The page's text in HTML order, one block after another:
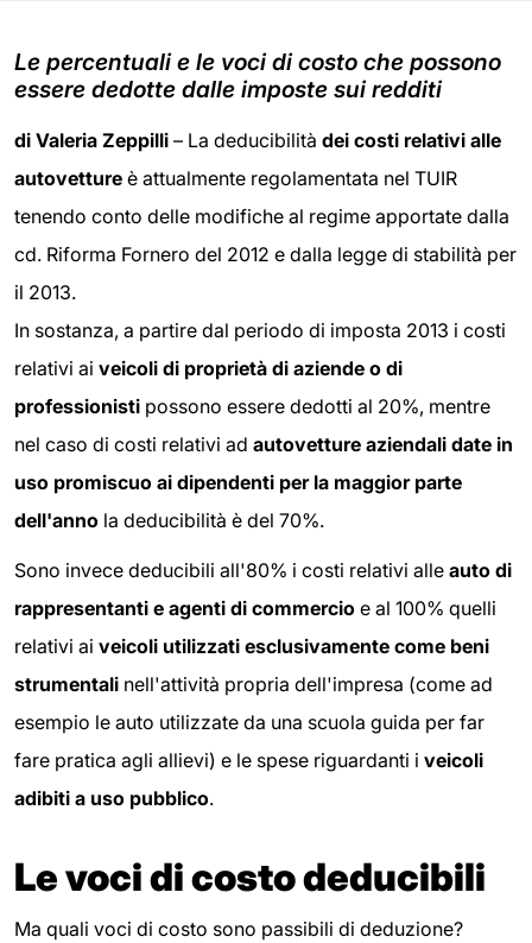
Le percentuali e le voci di costo che possono
essere dedotte dalle imposte sui redditi
di Valeria Zeppilli – La deducibilità dei costi relativi alle
autovetture è attualmente regolamentata nel TUIR
tenendo conto delle modifiche al regime apportate dalla
cd. Riforma Fornero del 2012 e dalla legge di stabilità per
il 2013.
In sostanza, a partire dal periodo di imposta 2013 i costi
relativi ai veicoli di proprietà di aziende o di
professionisti possono essere dedotti al 20%, mentre
nel caso di costi relativi ad autovetture aziendali date in
uso promiscuo ai dipendenti per la maggior parte
dell'anno la deducibilità è del 70%.
Sono invece deducibili all'80% i costi relativi alle auto di
rappresentanti e agenti di commercio e al 100% quelli
relativi ai veicoli utilizzati esclusivamente come beni
strumentali nell'attività propria dell'impresa (come ad
esempio le auto utilizzate da una scuola guida per far
fare pratica agli allievi) e le spese riguardanti i veicoli
adibiti a uso pubblico.
Le voci di costo deducibili
Ma quali voci di costo sono passibili di deduzione?